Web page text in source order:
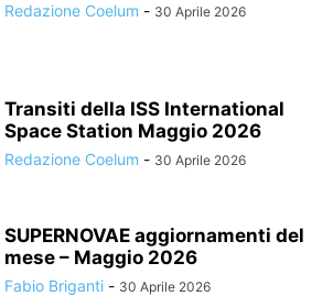
Redazione Coelum - 30 Aprile 2026
Transiti della ISS International
Space Station Maggio 2026
Redazione Coelum - 30 Aprile 2026
SUPERNOVAE aggiornamenti del
mese – Maggio 2026
Fabio Briganti - 30 Aprile 2026